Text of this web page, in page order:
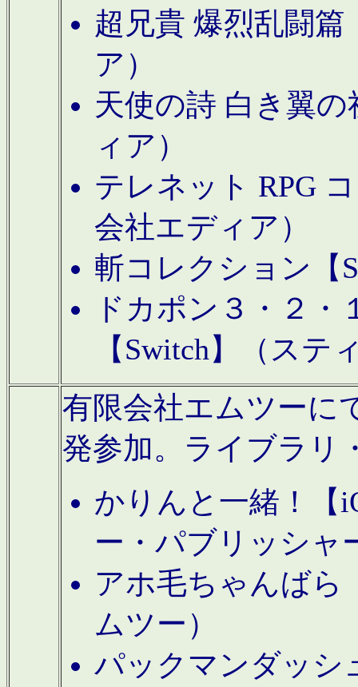
超兄貴 爆烈乱闘篇
ア）
天使の詩 白き翼
ィア）
テレネット RPG
会社エディア）
斬コレクション【
ドカポン３・２
【Switch】（ステ
有限会社エムツーに
発参加。ライブラリ
かりんと一緒！【
ー・パブリッシャ
アホ毛ちゃんばら
ムツー）
パックマンダッシ